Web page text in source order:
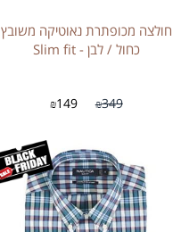
חולצה מכופתרת נאוטיקה משובץ
כחול / לבן - Slim fit
₪349
₪149